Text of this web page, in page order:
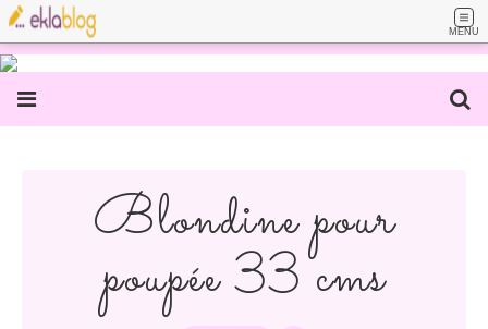
MENU
Blondine pour
poupée 33 cms